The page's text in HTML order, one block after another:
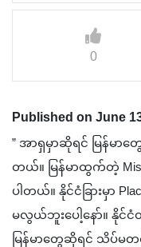
0
Published on June
” အာရှမှာဆိုရင် မြန်မာ
တယ်။ မြန်မာထွက်တဲ့
ပါတယ်။ နိုင်ငံခြားမှာ
မလွယ်ဘူးပေါ့နော်။ နိုင်
မြန်မာတွေဆိုရင် သိပ်မတ